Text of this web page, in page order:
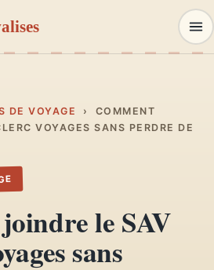
road-trips, itinéraires
en France
Paris, Marseille…
DE VOYAGE › COMMENT
VOYAGES SANS PERDRE DE
le SAV
sans